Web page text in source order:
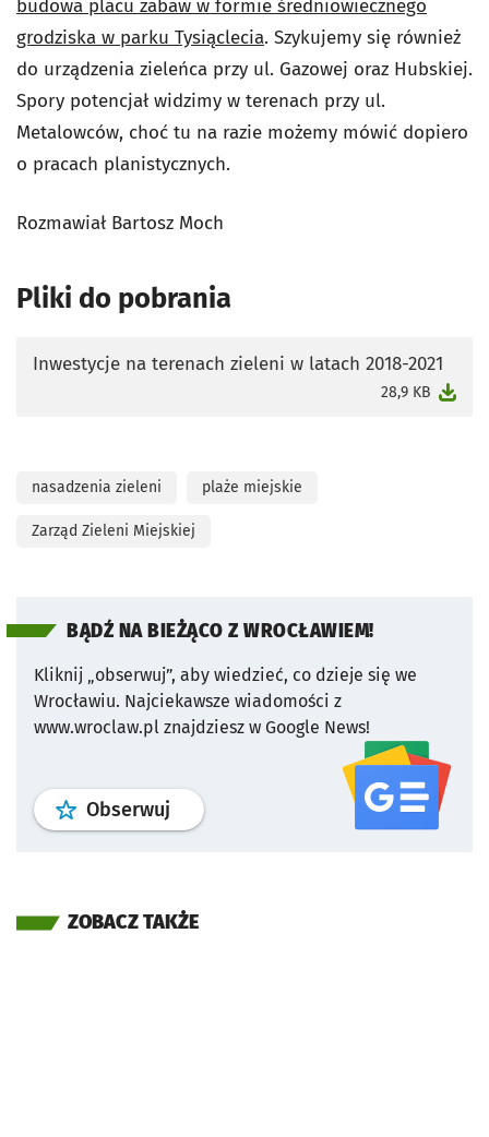
budowa placu zabaw w formie średniowiecznego
grodziska w parku Tysiąclecia. Szykujemy się również
do urządzenia zieleńca przy ul. Gazowej oraz Hubskiej.
Spory potencjał widzimy w terenach przy ul.
Metalowców, choć tu na razie możemy mówić dopiero
o pracach planistycznych.
Rozmawiał Bartosz Moch
Pliki do pobrania
Inwestycje na terenach zieleni w latach 2018-2021
28,9 KB
nasadzenia zieleni plaże miejskie
Zarząd Zieleni Miejskiej
BĄDŹ NA BIEŻĄCO Z WROCŁAWIEM!
Kliknij „obserwuj”, aby wiedzieć, co dzieje się we
Wrocławiu. Najciekawsze wiadomości z
www.wroclaw.pl znajdziesz w Google News!
Obserwuj profil serwisu
ZOBACZ TAKŻE